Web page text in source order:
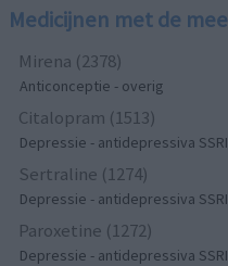
Medicijnen met de
Mirena (2378)
Anticonceptie - overig
Citalopram (1513)
Depressie - antidepressiva SSRI
Sertraline (1274)
Depressie - antidepressiva SSRI
Paroxetine (1272)
Depressie - antidepressiva SSRI